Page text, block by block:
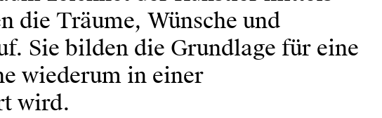
die Träume, Wünsche und
Sie bilden die Grundlage für eine
wiederum in einer
wird.